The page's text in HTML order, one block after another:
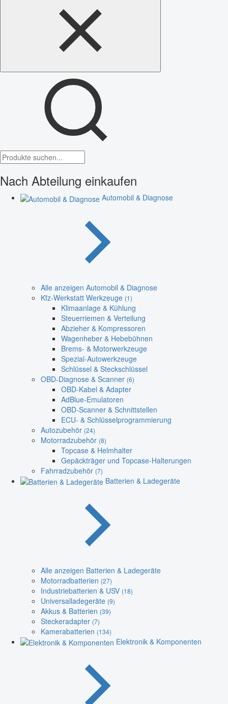
Nach Abteilung einkaufen
Automobil & Diagnose
Alle anzeigen Automobil & Diagnose
Kfz-Werkstatt Werkzeuge (1)
Klimaanlage & Kühlung
Steuerriemen & Verteilung
Abzieher & Kompressoren
Wagenheber & Hebebühnen
Brems- & Motorwerkzeuge
Spezial-Autowerkzeuge
Schlüssel & Steckschlüssel
OBD-Diagnose & Scanner (6)
OBD-Kabel & Adapter
AdBlue-Emulatoren
OBD-Scanner & Schnittstellen
ECU- & Schlüsselprogrammierung
Autozubehör (24)
Motorradzubehör (8)
Topcase & Helmhalter
Gepäckträger und Topcase-Halterungen
Fahrradzubehör (7)
Batterien & Ladegeräte
Alle anzeigen Batterien & Ladegeräte
Motorradbatterien (27)
Industriebatterien & USV (18)
Universalladegeräte (9)
Akkus & Batterien (39)
Steckeradapter (7)
Kamerabatterien (134)
Elektronik & Komponenten